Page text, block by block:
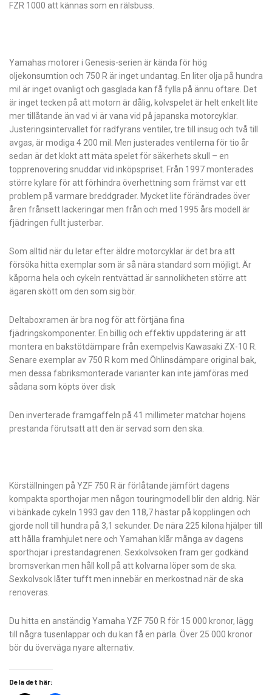
FZR 1000 att kännas som en rälsbuss.
Yamahas motorer i Genesis-serien är kända för hög
oljekonsumtion och 750 R är inget undantag. En liter olja på hundra
mil är inget ovanligt och gasglada kan få fylla på ännu oftare. Det
är inget tecken på att motorn är dålig, kolvspelet är helt enkelt lite
mer tillåtande än vad vi är vana vid på japanska motorcyklar.
Justeringsintervallet för radfyrans ventiler, tre till insug och två till
avgas, är modiga 4 200 mil. Men justerades ventilerna för tio år
sedan är det klokt att mäta spelet för säkerhets skull – en
topprenovering snuddar vid inköpspriset. Från 1997 monterades
större kylare för att förhindra överhettning som främst var ett
problem på varmare breddgrader. Mycket lite förändrades över
åren frånsett lackeringar men från och med 1995 års modell är
fjädringen fullt justerbar.
Som alltid när du letar efter äldre motorcyklar är det bra att
försöka hitta exemplar som är så nära standard som möjligt. Är
kåporna hela och cykeln rentvättad är sannolikheten större att
ägaren skött om den som sig bör.
Deltaboxramen är bra nog för att förtjäna fina
fjädringskomponenter. En billig och effektiv uppdatering är att
montera en bakstötdämpare från exempelvis Kawasaki ZX-10 R.
Senare exemplar av 750 R kom med Öhlinsdämpare original bak,
men dessa fabriksmonterade varianter kan inte jämföras med
sådana som köpts över disk
Den inverterade framgaffeln på 41 millimeter matchar hojens
prestanda förutsatt att den är servad som den ska.
Körställningen på YZF 750 R är förlåtande jämfört dagens
kompakta sporthojar men någon touringmodell blir den aldrig. När
vi bänkade cykeln 1993 gav den 118,7 hästar på kopplingen och
gjorde noll till hundra på 3,1 sekunder. De nära 225 kilona hjälper till
att hålla framhjulet nere och Yamahan klår många av dagens
sporthojar i prestandagrenen. Sexkolvsoken fram ger godkänd
bromsverkan men håll koll på att kolvarna löper som de ska.
Sexkolvsok låter tufft men innebär en merkostnad när de ska
renoveras.
Du hitta en anständig Yamaha YZF 750 R för 15 000 kronor, lägg
till några tusenlappar och du kan få en pärla. Över 25 000 kronor
bör du överväga nyare alternativ.
Dela det här: